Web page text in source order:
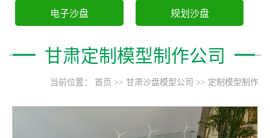
电子沙盘 规划沙盘
甘肃定制模型制作公司
当前位置： 首页 >> 甘肃沙盘模型公司 >> 定制模型制作